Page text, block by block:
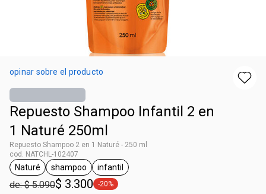
opinar sobre el producto
Repuesto Shampoo Infantil 2 en
1 Naturé 250ml
Repuesto Shampoo 2 en 1 Naturé - 250 ml
cod. NATCHL-102407
general.tag Naturé
Naturé
general.tag shampoo
shampoo
general.tag infantil
infantil
de: $ 5.090$ 3.300 general.tag -20%
-20%